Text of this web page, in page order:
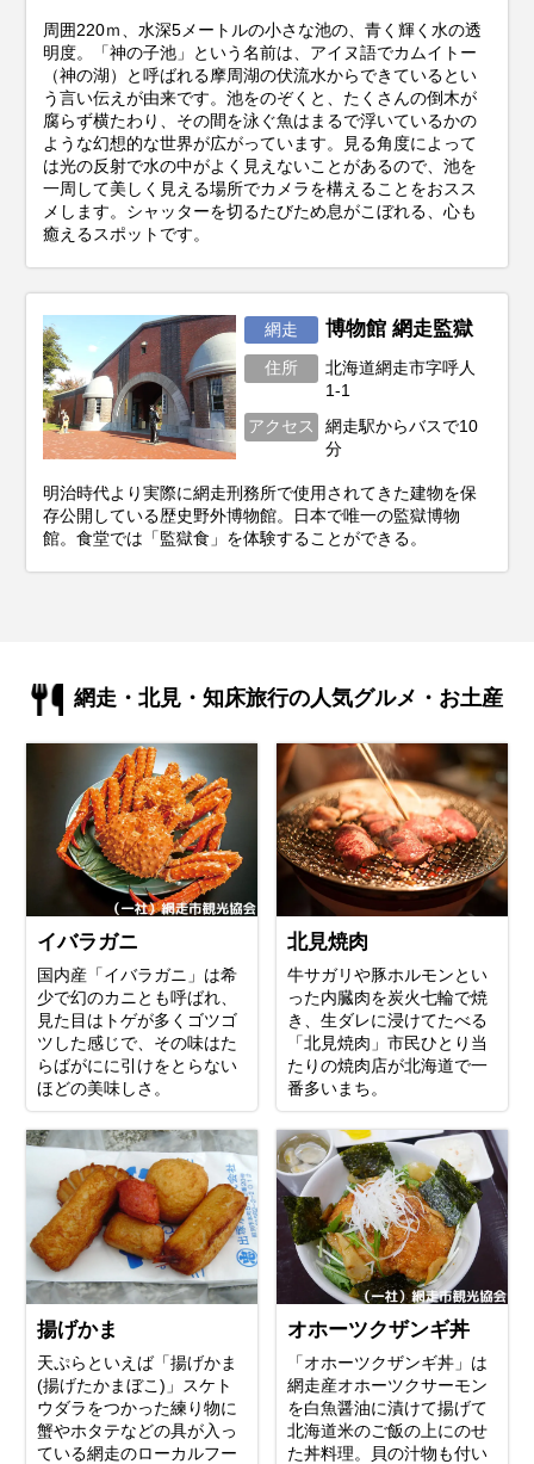
周囲220ｍ、水深5メートルの小さな池の、青く輝く水の透
明度。「神の子池」という名前は、アイヌ語でカムイトー
（神の湖）と呼ばれる摩周湖の伏流水からできているとい
う言い伝えが由来です。池をのぞくと、たくさんの倒木が
腐らず横たわり、その間を泳ぐ魚はまるで浮いているかの
ような幻想的な世界が広がっています。見る角度によって
は光の反射で水の中がよく見えないことがあるので、池を
一周して美しく見える場所でカメラを構えることをおスス
メします。シャッターを切るたびため息がこぼれる、心も
癒えるスポットです。
網走 博物館 網走監獄
住所
北海道網走市字呼人
1-1
アクセス
網走駅からバスで10
分
明治時代より実際に網走刑務所で使用されてきた建物を保
存公開している歴史野外博物館。日本で唯一の監獄博物
館。食堂では「監獄食」を体験することができる。
網走・北見・知床旅行の人気グルメ・お土産
イバラガニ
国内産「イバラガニ」は希
少で幻のカニとも呼ばれ、
見た目はトゲが多くゴツゴ
ツした感じで、その味はた
らばがにに引けをとらない
ほどの美味しさ。
北見焼肉
牛サガリや豚ホルモンとい
った内臓肉を炭火七輪で焼
き、生ダレに浸けてたべる
「北見焼肉」市民ひとり当
たりの焼肉店が北海道で一
番多いまち。
揚げかま
天ぷらといえば「揚げかま
(揚げたかまぼこ)」スケト
ウダラをつかった練り物に
蟹やホタテなどの具が入っ
ている網走のローカルフー
オホーツクザンギ丼
「オホーツクザンギ丼」は
網走産オホーツクサーモン
を白魚醤油に漬けて揚げて
北海道米のご飯の上にのせ
た丼料理。貝の汁物も付い